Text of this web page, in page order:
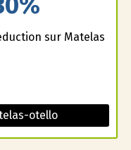
sur Matelas
otello